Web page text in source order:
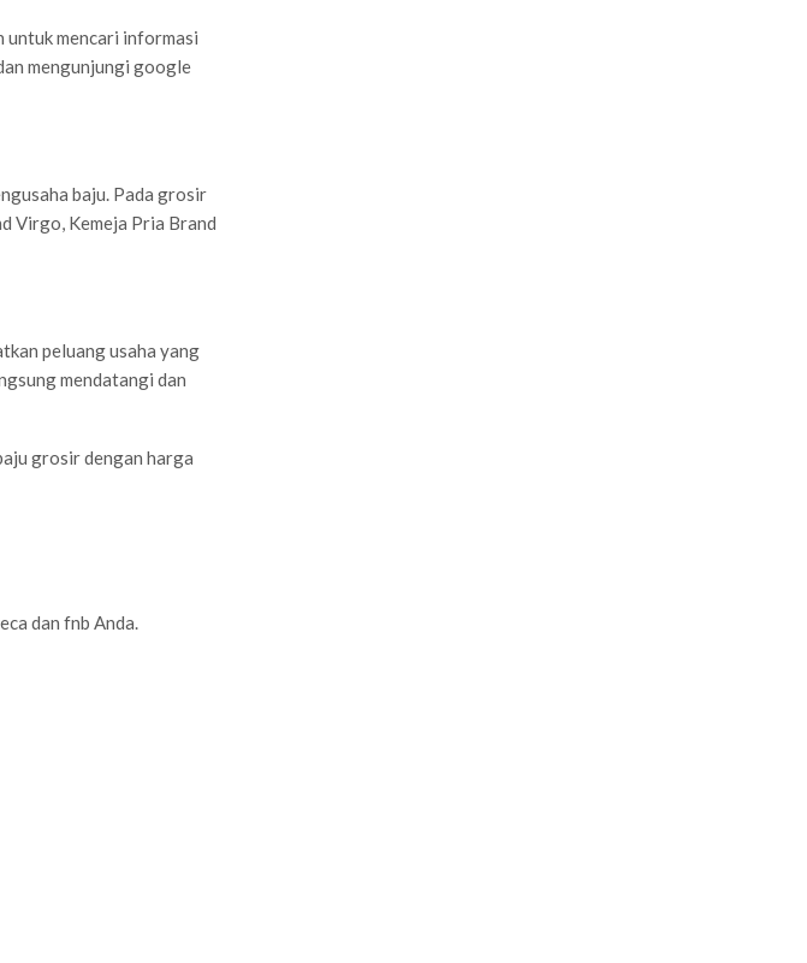
untuk mencari informasi
mengunjungi google
baju. Pada grosir
Virgo, Kemeja Pria Brand
peluang usaha yang
mendatangi dan
grosir dengan harga
dan fnb Anda.